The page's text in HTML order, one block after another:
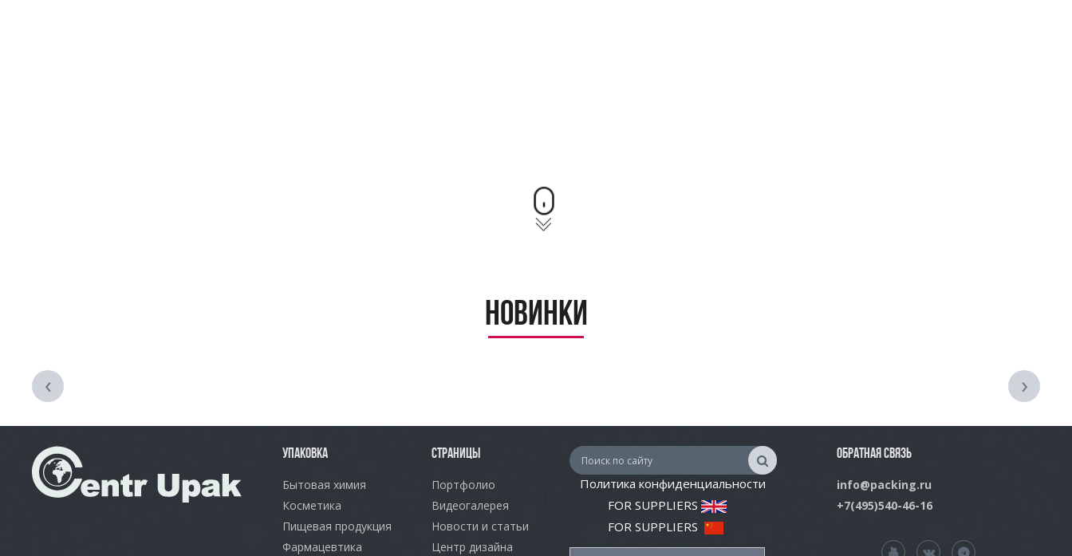
Новинки
‹ ›
УПАКОВКА
Бытовая химия
Косметика
Пищевая продукция
Фармацевтика
СТРАНИЦЫ
Портфолио
Видеогалерея
Новости и статьи
Центр дизайна
Политика конфиденциальности
FOR SUPPLIERS
FOR SUPPLIERS
ОБРАТНАЯ СВЯЗЬ
info@packing.ru
+7(495)540-46-16